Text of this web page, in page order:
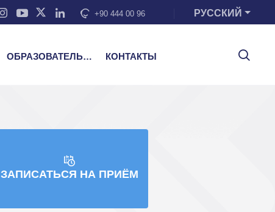
+90 444 00 96 РУССКИЙ
ОБРАЗОВАТЕЛЬНЫЕ УСЛУГИ КОНТАКТЫ
ЗАПИСАТЬСЯ НА ПРИЁМ